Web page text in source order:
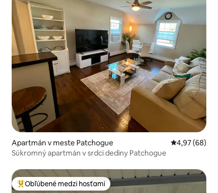
Apartmán v meste Patchogue Priemerné
4,97 (68)
Súkromný apartmán v srdci dediny Patchogue
Najobľúbenejšie medzi hosťami
Obľúbené medzi hosťami